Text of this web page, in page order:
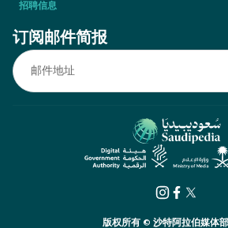
招聘信息
订阅邮件简报
版权所有 © 沙特阿拉伯媒体